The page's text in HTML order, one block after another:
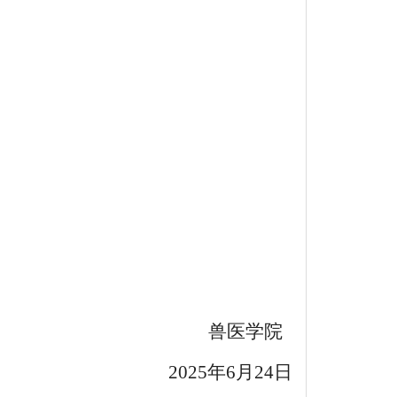
兽医学院
2025年6月24日